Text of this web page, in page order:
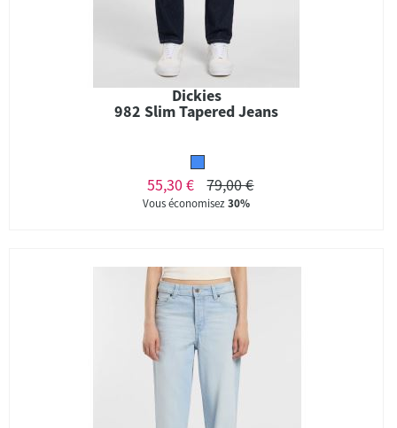
Dickies
982 Slim Tapered Jeans
55,30 € 79,00 €
Vous économisez30%